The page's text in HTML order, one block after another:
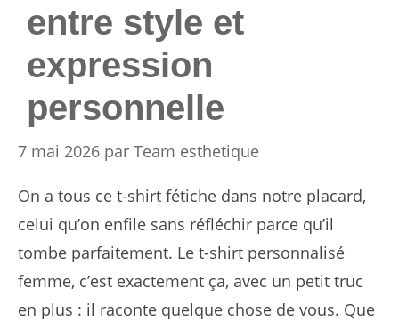
entre style et
expression
personnelle
7 mai 2026 par Team esthetique
On a tous ce t-shirt fétiche dans notre placard,
celui qu’on enfile sans réfléchir parce qu’il
tombe parfaitement. Le t-shirt personnalisé
femme, c’est exactement ça, avec un petit truc
en plus : il raconte quelque chose de vous. Que